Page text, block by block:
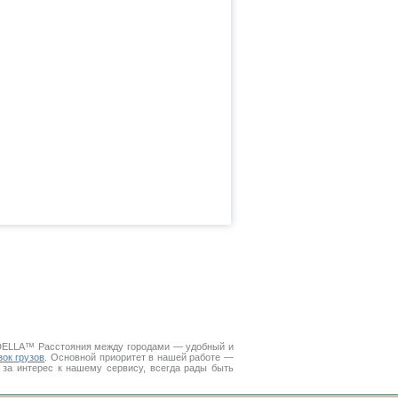
Расстояния между городами — удобный и
грузов . Основной приоритет в нашей работе —
интерес к нашему сервису, всегда рады быть